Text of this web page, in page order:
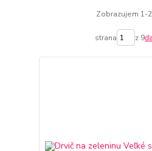
Zobrazujem 1-
strana z 9